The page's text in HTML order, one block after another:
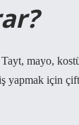
mayo,
yapmak için